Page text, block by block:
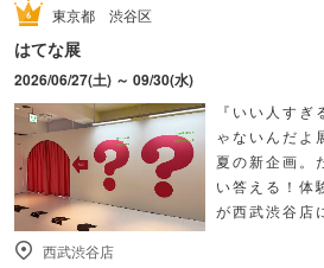
東京都 渋谷区
はてな展
2026/06/27(土) ～ 09/30(水)
『いい人す
ゃないんだよ
夏の新企画。
い答える！体
が西武渋谷店
西武渋谷店